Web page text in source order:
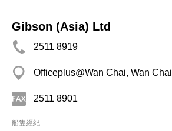
Gibson (Asia) Ltd
2511 8919
Officeplus@Wan Chai, Wan Chai
2511 8901
船隻經紀